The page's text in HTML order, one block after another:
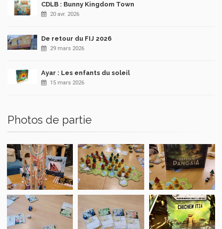
CDLB : Bunny Kingdom Town
20 avr. 2026
De retour du FIJ 2026
29 mars 2026
Ayar : Les enfants du soleil
15 mars 2026
Photos de partie